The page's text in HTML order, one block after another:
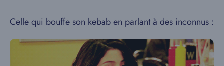
Celle qui bouffe son kebab en parlant à des inconnus :